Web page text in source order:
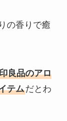
の香りで癒
良品のアロ
テムだとわ